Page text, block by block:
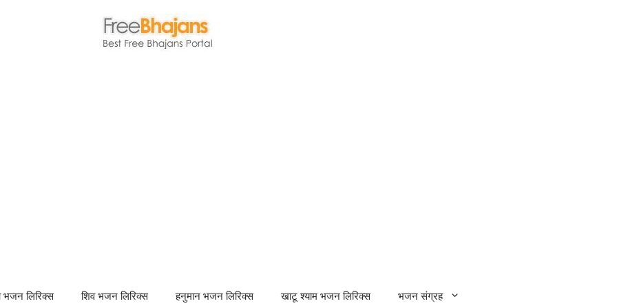
भजन लिरिक्स शिव भजन लिरिक्स हनुमान भजन लिरिक्स खाटू श्याम भजन लिरिक्स भजन संग्रह